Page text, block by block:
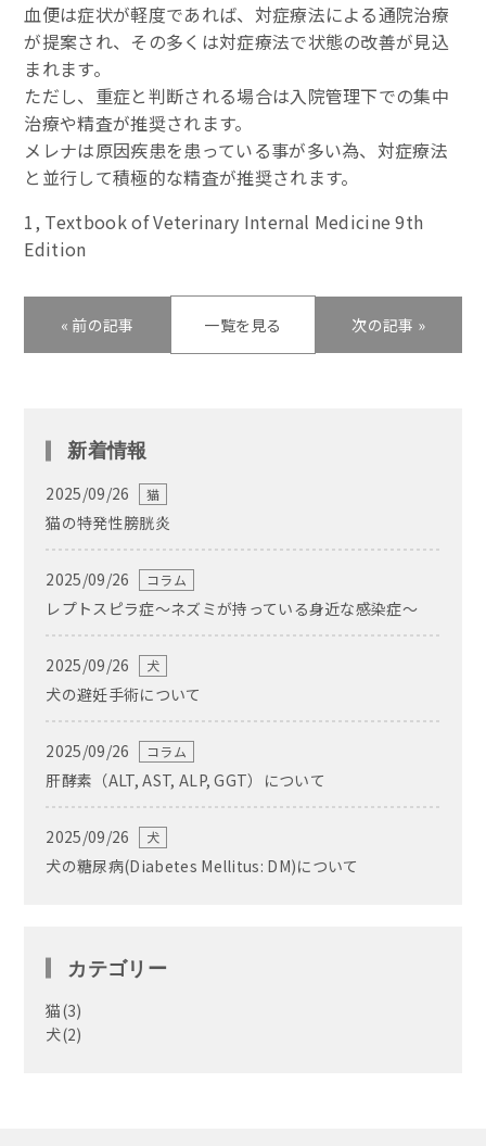
血便は症状が軽度であれば、対症療法による通院治療
が提案され、その多くは対症療法で状態の改善が見込
まれます。
ただし、重症と判断される場合は入院管理下での集中
治療や精査が推奨されます。
メレナは原因疾患を患っている事が多い為、対症療法
と並行して積極的な精査が推奨されます。
1, Textbook of Veterinary Internal Medicine 9th
Edition
« 前の記事 一覧を見る 次の記事 »
新着情報
2025/09/26 猫
猫の特発性膀胱炎
2025/09/26 コラム
レプトスピラ症〜ネズミが持っている身近な感染症〜
2025/09/26 犬
犬の避妊手術について
2025/09/26 コラム
肝酵素（ALT, AST, ALP, GGT）について
2025/09/26 犬
犬の糖尿病(Diabetes Mellitus: DM)について
カテゴリー
猫(3)
犬(2)